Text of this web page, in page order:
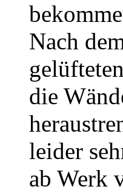
Nach
die
leider
ab Werk